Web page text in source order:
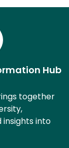
Hub
together
into